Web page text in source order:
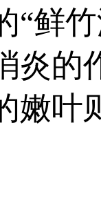
“鲜
炎的
嫩叶